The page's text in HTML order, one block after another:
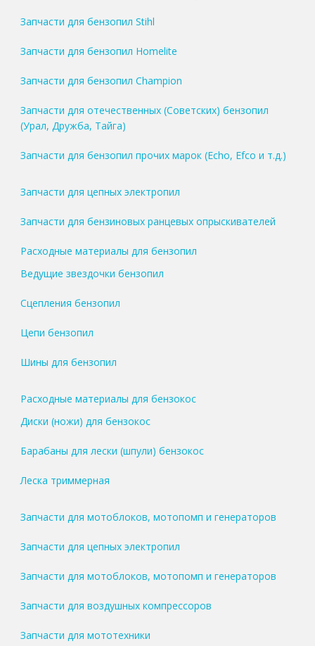
Запчасти для бензопил Stihl
Запчасти для бензопил Homelite
Запчасти для бензопил Champion
Запчасти для отечественных (Советских) бензопил
(Урал, Дружба, Тайга)
Запчасти для бензопил прочих марок (Echo, Efco и т.д.)
Запчасти для цепных электропил
Запчасти для бензиновых ранцевых опрыскивателей
Расходные материалы для бензопил
Ведущие звездочки бензопил
Сцепления бензопил
Цепи бензопил
Шины для бензопил
Расходные материалы для бензокос
Диски (ножи) для бензокос
Барабаны для лески (шпули) бензокос
Леска триммерная
Запчасти для мотоблоков, мотопомп и генераторов
Запчасти для цепных электропил
Запчасти для мотоблоков, мотопомп и генераторов
Запчасти для воздушных компрессоров
Запчасти для мототехники